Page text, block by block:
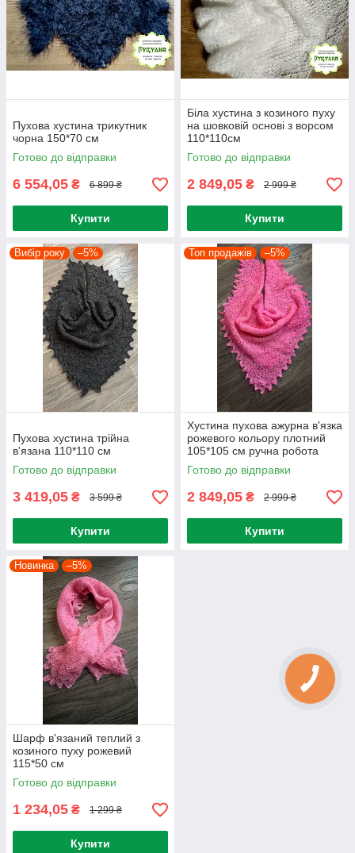
Пухова хустина трикутник
чорна 150*70 см
Готово до відправки
6 554,05 ₴ 6 899 ₴
Купити
Біла хустина з козиного пуху
на шовковій основі з ворсом
110*110см
Готово до відправки
2 849,05 ₴ 2 999 ₴
Купити
Вибір року –5%
Пухова хустина трійна
в'язана 110*110 см
Готово до відправки
3 419,05 ₴ 3 599 ₴
Купити
Топ продажів –5%
Хустина пухова ажурна в'язка
рожевого кольору плотний
105*105 см ручна робота
100% козиний пух
Готово до відправки
2 849,05 ₴ 2 999 ₴
Купити
Новинка –5%
Шарф в'язаний теплий з
козиного пуху рожевий
115*50 см
Готово до відправки
1 234,05 ₴ 1 299 ₴
Купити